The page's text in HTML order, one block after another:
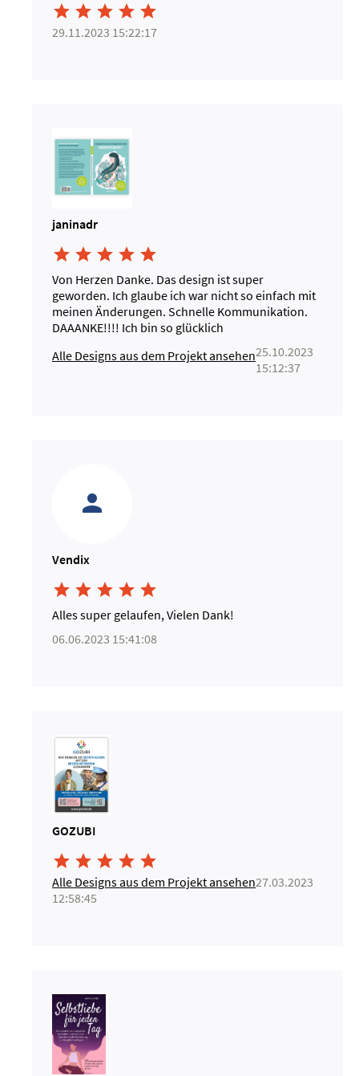
    
29.11.2023 15:22:17
janinadr
    
Von Herzen Danke. Das design ist super
geworden. Ich glaube ich war nicht so einfach mit
meinen Änderungen. Schnelle Kommunikation.
DAAANKE!!!! Ich bin so glücklich
Alle Designs aus dem Projekt ansehen25.10.2023
15:12:37
Vendix
    
Alles super gelaufen, Vielen Dank!
06.06.2023 15:41:08
GOZUBI
    
Alle Designs aus dem Projekt ansehen27.03.2023
12:58:45